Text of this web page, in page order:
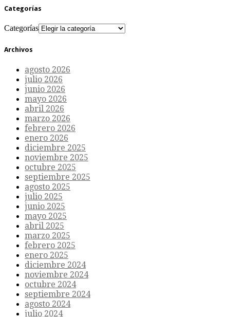
Categorías
Categorías
Archivos
agosto 2026
julio 2026
junio 2026
mayo 2026
abril 2026
marzo 2026
febrero 2026
enero 2026
diciembre 2025
noviembre 2025
octubre 2025
septiembre 2025
agosto 2025
julio 2025
junio 2025
mayo 2025
abril 2025
marzo 2025
febrero 2025
enero 2025
diciembre 2024
noviembre 2024
octubre 2024
septiembre 2024
agosto 2024
julio 2024